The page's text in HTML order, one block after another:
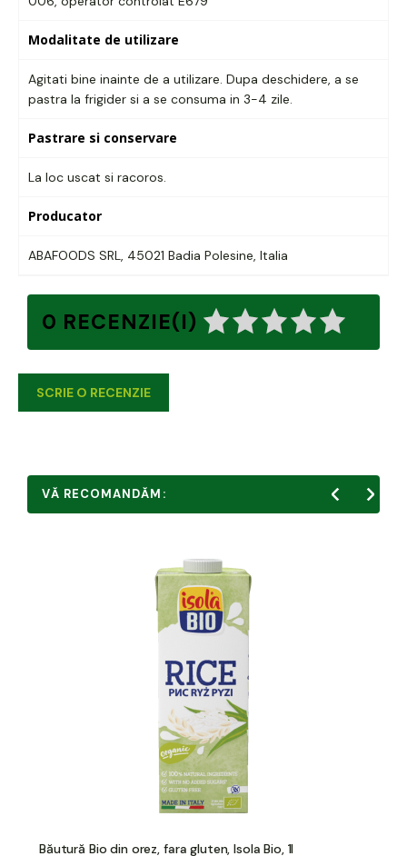
Modalitate de utilizare
Agitati bine inainte de a utilizare. Dupa deschidere, a se
pastra la frigider si a se consuma in 3-4 zile.
Pastrare si conservare
La loc uscat si racoros.
Producator
ABAFOODS SRL, 45021 Badia Polesine, Italia
0 RECENZIE(I)
SCRIE O RECENZIE
VĂ RECOMANDĂM:
Băutură Bio din orez, fara gluten, Isola Bio, 1l